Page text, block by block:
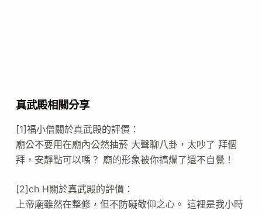
真武殿相關分享
[1]福小僧關於真武殿的評價：
廟公不要用在廟內公然抽菸 大聲聊八卦，太吵了 拜個
拜，安靜點可以嗎？ 廟的形象被你搞爛了還不自覺！
[2]ch H關於真武殿的評價：
上帝廟雖然在整修，但不防礙敬仰之心。 這裡是我小時